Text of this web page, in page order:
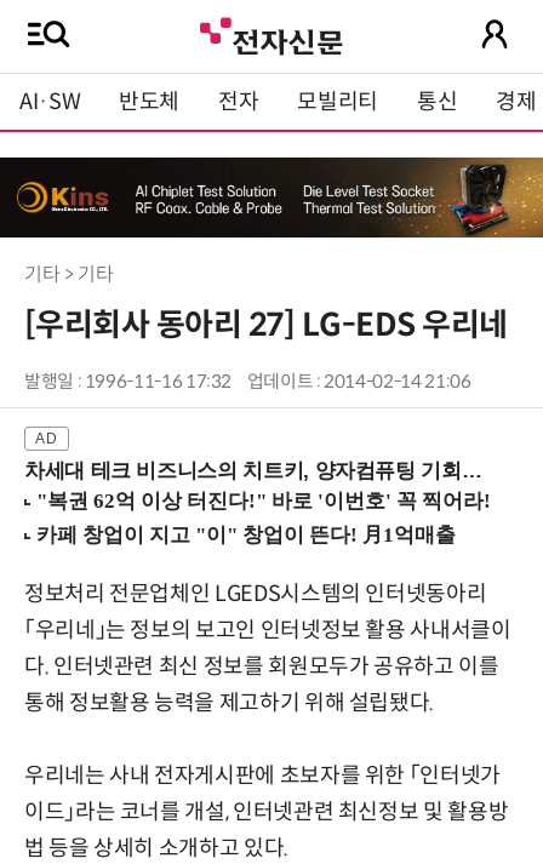
AI·SW 반도체 전자 모빌리티 통신 경제
기타 > 기타
[우리회사 동아리 27] LG-EDS 우리네
발행일 : 1996-11-16 17:32 업데이트 : 2014-02-14 21:06
차세대 테크 비즈니스의 치트키, 양자컴퓨팅 기회를 선점하라! (8/28 강남역)
정보처리 전문업체인 LGEDS시스템의 인터넷동아리
「우리네」는 정보의 보고인 인터넷정보 활용 사내서클이
다. 인터넷관련 최신 정보를 회원모두가 공유하고 이를
통해 정보활용 능력을 제고하기 위해 설립됐다.
우리네는 사내 전자게시판에 초보자를 위한 「인터넷가
이드」라는 코너를 개설, 인터넷관련 최신정보 및 활용방
법 등을 상세히 소개하고 있다.